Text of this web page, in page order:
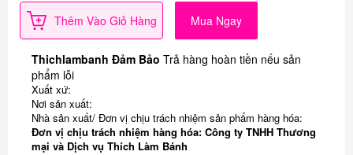
Thêm Vào Giỏ Hàng Mua Ngay
Thichlambanh Đảm Bảo Trả hàng hoàn tiền nếu sản
phẩm lỗi
Xuất xứ:
Nơi sản xuất:
Nhà sản xuất/ Đơn vị chịu trách nhiệm sản phẩm hàng hóa:
Đơn vị chịu trách nhiệm hàng hóa: Công ty TNHH Thương
mại và Dịch vụ Thích Làm Bánh